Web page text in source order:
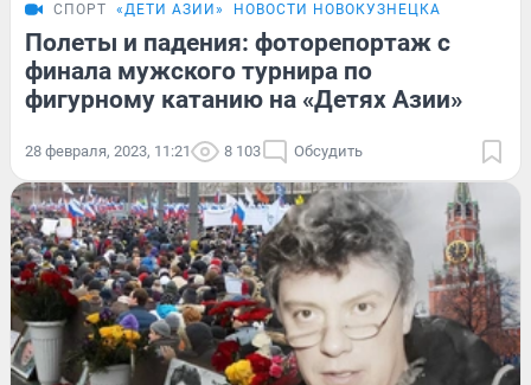
СПОРТ «ДЕТИ АЗИИ» НОВОСТИ НОВОКУЗНЕЦКА
Полеты и падения: фоторепортаж с
финала мужского турнира по
фигурному катанию на «Детях Азии»
28 февраля, 2023, 11:21 8 103 Обсудить